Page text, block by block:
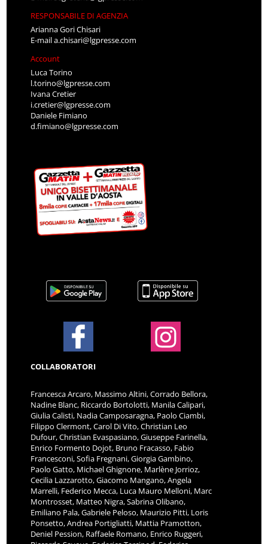
RESPONSABILE DI AGENZIA
Arianna Gori Chisari
E-maila.chisari@lgpresse.com
Account
Luca Torino
l.torino@lgpresse.com
Ivana Cretier
i.cretier@lgpresse.com
Daniele Fimiano
d.fimiano@lgpresse.com
COLLABORATORI
Francesca Arcaro, Massimo Altini, Corrado Bellora,
Nadine Blanc, Riccardo Bortolotti, Manila Calipari,
Giulia Calisti, Nadia Camposaragna, Paolo Ciambi,
Filippo Clermont, Carol Di Vito, Christian Leo
Dufour, Christian Evaspasiano, Giuseppe Farinella,
Enrico Formento Dojot, Bruno Fracasso, Fabio
Francesconi, Sofia Fregnani, Giorgia Gambino,
Paolo Gatto, Michael Ghignone, Marlène Jorrioz,
Cecilia Lazzarotto, Giacomo Mangano, Angela
Marrelli, Federico Mecca, Luca Mauro Melloni, Marc
Montrosset, Matteo Nigra, Sabrina Olibano,
Emiliano Pala, Gabriele Peloso, Maurizio Pitti, Loris
Ponsetto, Andrea Portigliatti, Mattia Pramotton,
Deniel Pession, Raffaele Romano, Enrico Ruggeri,